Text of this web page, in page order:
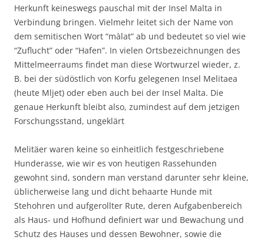
Herkunft keineswegs pauschal mit der Insel Malta in
Verbindung bringen. Vielmehr leitet sich der Name von
dem semitischen Wort “màlat” ab und bedeutet so viel wie
“Zuflucht” oder “Hafen”. In vielen Ortsbezeichnungen des
Mittelmeerraums findet man diese Wortwurzel wieder, z.
B. bei der südöstlich von Korfu gelegenen Insel Melitaea
(heute Mljet) oder eben auch bei der Insel Malta. Die
genaue Herkunft bleibt also, zumindest auf dem jetzigen
Forschungsstand, ungeklärt
Melitäer waren keine so einheitlich festgeschriebene
Hunderasse, wie wir es von heutigen Rassehunden
gewohnt sind, sondern man verstand darunter sehr kleine,
üblicherweise lang und dicht behaarte Hunde mit
Stehohren und aufgerollter Rute, deren Aufgabenbereich
als Haus- und Hofhund definiert war und Bewachung und
Schutz des Hauses und dessen Bewohner, sowie die